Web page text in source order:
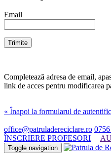
Email
Completează adresa de email,
link de acces pentru modificarea
« Înapoi la formularul de
office@patruladereciclare.ro
ÎNSCRIERE PROFESORI
Toggle navigation